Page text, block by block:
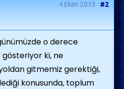
4 Ekim 2013 #2
o derece
gösteriyor ki, ne
gitmemiz gerektiği,
konusunda, toplum